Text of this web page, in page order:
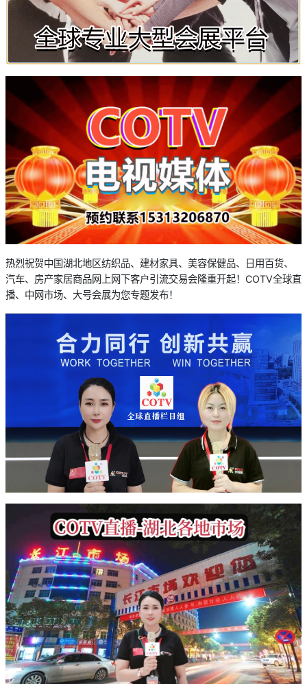
热烈祝贺中国湖北地区纺织品、建材家具、美容保健品、日用百货、
汽车、房产家居商品网上网下客户引流交易会隆重开起！COTV全球直
播、中网市场、大号会展为您专题发布！